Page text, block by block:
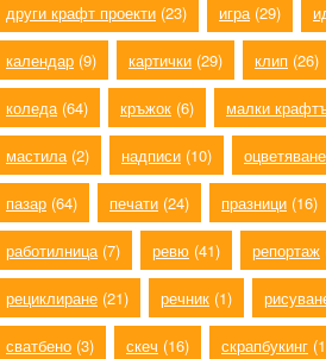
други крафт проекти (23) игра (29)
календар (9) картички (29) клип (26)
коледа (64) кръжок (6) малки
мастила (2) надписи (10) оцветяване
пазар (64) печати (24) празници (16)
работилница (7) ревю (41) репортаж
рециклиране (21) речник (1)
сватбено (3) скеч (16) скрапбукинг